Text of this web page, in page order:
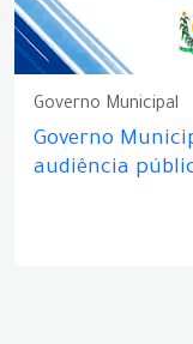
Governo Municipal
Governo
audiência